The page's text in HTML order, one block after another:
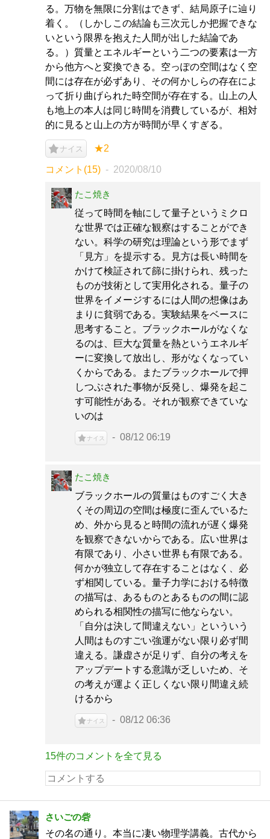
る。万物を無限に分割はできず、結局原子に辿り
着く。（しかしこの結論も三次元しか把握できな
いという限界を抱えた人間が出した結論であ
る。）質量とエネルギーという二つの要素は一方
から他方へと変換できる。空っぽの空間はなく空
間には存在が必ずあり、その何かしらの存在によ
って折り曲げられた時空間が存在する。山上の人
も地上の本人は同じ時間を消費しているが、相対
的に見ると山上の方が時間が早くすぎる。
ナイス ★2
コメント(15) 2020/08/10
たこ焼き
従って時間を軸にして量子というミクロ
な世界では正確な観察はすることができ
ない。科学の研究は理論という形でまず
「見方」を提示する。見方は長い時間を
かけて検証されて篩に掛けられ、残った
ものが技術として実用化される。量子の
世界をイメージするには人間の想像はあ
まりに貧弱である。実験結果をベースに
思考すること。ブラックホールがなくな
るのは、巨大な質量を熱というエネルギ
ーに変換して放出し、形がなくなってい
くからである。またブラックホールで押
しつぶされた事物が反発し、爆発を起こ
す可能性がある。それが観察できていな
いのは
ナイス 08/12 06:19
たこ焼き
ブラックホールの質量はものすごく大き
くその周辺の空間は極度に歪んでいるた
め、外から見ると時間の流れが遅く爆発
を観察できないからである。広い世界は
有限であり、小さい世界も有限である。
何かが独立して存在することはなく、必
ず相関している。量子力学における特徴
の描写は、あるものとあるものの間に認
められる相関性の描写に他ならない。
「自分は決して間違えない」といういう
人間はものすごい強運がない限り必ず間
違える。謙虚さが足りず、自分の考えを
アップデートする意識が乏しいため、そ
の考えが運よく正しくない限り間違え続
けるから
ナイス 08/12 06:36
15件のコメントを全て見る
さいごの砦
その名の通り。本当に凄い物理学講義。古代から